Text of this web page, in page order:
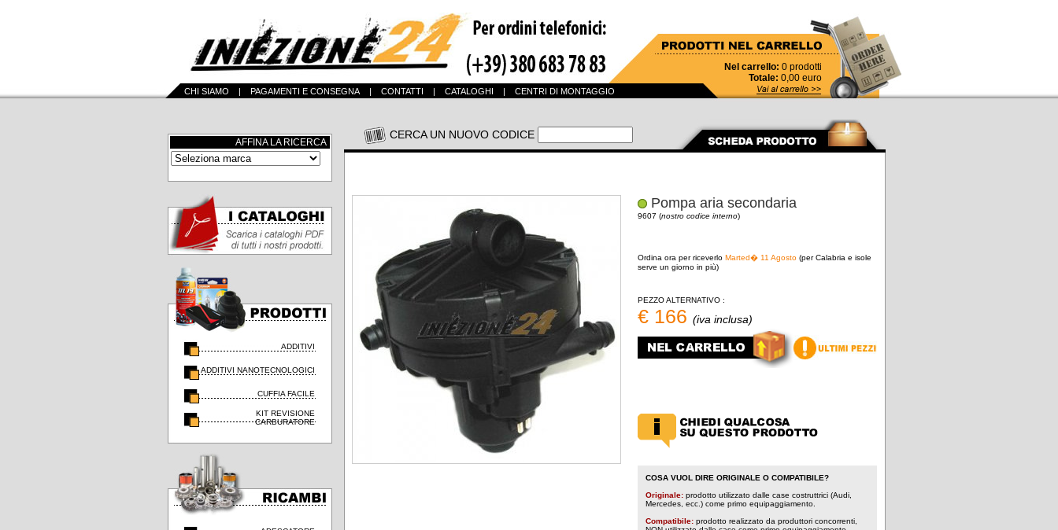
Nel carrello: 0prodotti
Totale: 0,00euro
CHI SIAMO | PAGAMENTI E CONSEGNA| CONTATTI | CATALOGHI | CENTRI DI MONTAGGIO
AFFINA LA RICERCA
ADDITIVI
ADDITIVI NANOTECNOLOGICI
CUFFIA FACILE
KIT REVISIONE
CARBURATORE
CERCA UN NUOVO CODICE
Pompa aria secondaria
9607 (nostro codice interno)
Ordina ora per riceverlo Marted� 11 Agosto (per Calabria e isole
serve un giorno in più)
PEZZO ALTERNATIVO :
€ 166 (iva inclusa)
COSA VUOL DIRE ORIGINALE O COMPATIBILE?
Originale: prodotto utilizzato dalle case costruttrici (Audi,
Mercedes, ecc.) come primo equipaggiamento.
Compatibile: prodotto realizzato da produttori concorrenti,